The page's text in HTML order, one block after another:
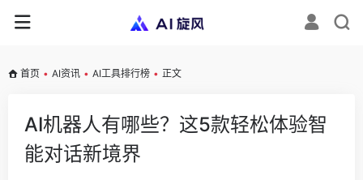
首页 • AI资讯 • AI工具排行榜 • 正文
AI机器人有哪些？这5款轻松体验智
能对话新境界